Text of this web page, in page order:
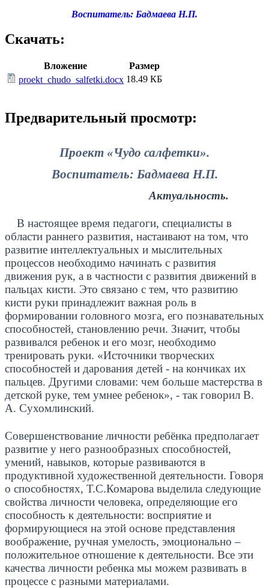
Воспитатель: Бадмаева Н.П.
Скачать:
Вложение
Размер
proekt_chudo_salfetki.docx 18.49 КБ
Предварительный просмотр:
Проект «Чудо салфетки».
Воспитатель: Бадмаева Н.П.
Актуальность.
В настоящее время педагоги, специалисты в
области раннего развития, настаивают на том, что
развитие интеллектуальных и мыслительных
процессов необходимо начинать с развития
движения рук, а в частности с развития движений в
пальцах кисти. Это связано с тем, что развитию
кисти руки принадлежит важная роль в
формировании головного мозга, его познавательных
способностей, становлению речи. Значит, чтобы
развивался ребенок и его мозг, необходимо
тренировать руки. «Источники творческих
способностей и дарования детей - на кончиках их
пальцев. Другими словами: чем больше мастерства в
детской руке, тем умнее ребенок», - так говорил В.
А. Сухомлинский.
Совершенствование личности ребёнка предполагает
развитие у него разнообразных способностей,
умений, навыков, которые развиваются в
продуктивной художественной деятельности. Говоря
о способностях, Т.С.Комарова выделила следующие
свойства личности человека, определяющие его
способность к деятельности: восприятие и
формирующиеся на этой основе представления
воображение, ручная умелость, эмоционально –
положительное отношение к деятельности. Все эти
качества личности ребенка мы можем развивать в
процессе с разными материалами.